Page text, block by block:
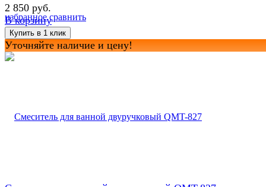
избранное сравнить
2 850 руб.
В корзину
Уточняйте наличие и цену!